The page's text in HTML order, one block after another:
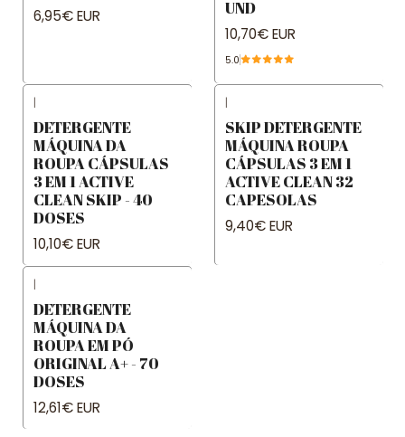
6,95€ EUR
UND
10,70€ EUR
5.0
|
DETERGENTE
MÁQUINA DA
ROUPA CÁPSULAS
3 EM 1 ACTIVE
CLEAN SKIP - 40
DOSES
10,10€ EUR
|
SKIP DETERGENTE
MÁQUINA ROUPA
CÁPSULAS 3 EM 1
ACTIVE CLEAN 32
CAPESOLAS
9,40€ EUR
|
DETERGENTE
MÁQUINA DA
ROUPA EM PÓ
ORIGINAL A+ - 70
DOSES
12,61€ EUR